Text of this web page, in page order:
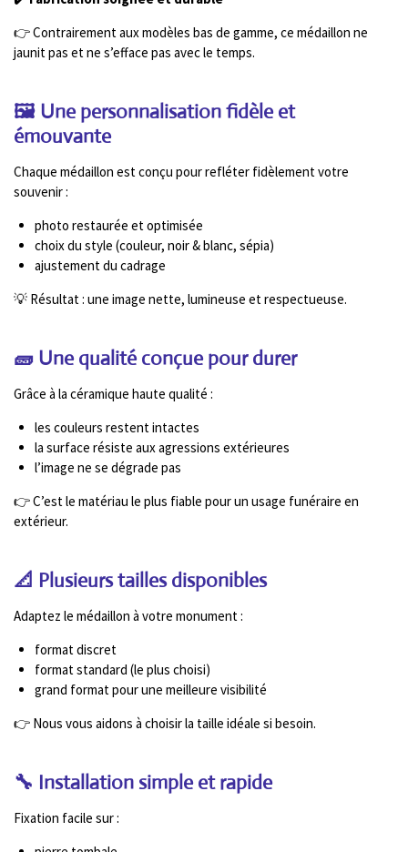
👉 Contrairement aux modèles bas de gamme, ce médaillon ne
jaunit pas et ne s’efface pas avec le temps.
🖼️ Une personnalisation fidèle et
émouvante
Chaque médaillon est conçu pour refléter fidèlement votre
souvenir :
photo restaurée et optimisée
choix du style (couleur, noir & blanc, sépia)
ajustement du cadrage
💡 Résultat : une image nette, lumineuse et respectueuse.
🧱 Une qualité conçue pour durer
Grâce à la céramique haute qualité :
les couleurs restent intactes
la surface résiste aux agressions extérieures
l’image ne se dégrade pas
👉 C’est le matériau le plus fiable pour un usage funéraire en
extérieur.
📐 Plusieurs tailles disponibles
Adaptez le médaillon à votre monument :
format discret
format standard (le plus choisi)
grand format pour une meilleure visibilité
👉 Nous vous aidons à choisir la taille idéale si besoin.
🔧 Installation simple et rapide
Fixation facile sur :